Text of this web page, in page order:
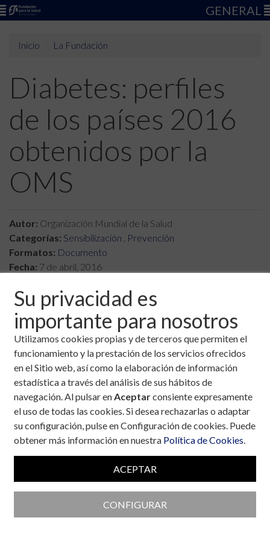
Su privacidad es
importante para nosotros
Utilizamos cookies propias y de terceros que permiten el
funcionamiento y la prestación de los servicios ofrecidos
en el Sitio web, así como la elaboración de información
estadística a través del análisis de sus hábitos de
navegación. Al pulsar enAceptarconsiente expresamente
el uso de todas las cookies. Si desea rechazarlas o adaptar
su configuración, pulse en Configuración de cookies. Puede
obtener más información en nuestra Política de Cookies.
ACEPTAR
CONFIGURAR
GENERAL
Inicio La Fundación
Diabetes: perfiles
de los países 2016
obtenidos por la
OMS
Autor: Organización Mundial de la Salud
Categorías: Sensibilización
Prevención
Formatos: Documento
Fecha: 7 de abril, 2016
Perfiles de los países sobre la
diabetes, 2016
El objetivo de estos perfiles de países elaborados por la
Organización Mundial de la Salud
es sintetizar en un
documento de referencia la situación nacional en cuanto a
prevención y control de la diabetes.
Cada perfil incluye datos sobre laprevalenciay tendencias;
mortalidad, factores de riesgo; disponibilidad de planes
nacionales de lucha contra la diabetes; vigilancia; políticas de
prevención y tratamiento; medicamentos disponibles;
técnicas y procedimientos básicos.
Descargar el Perfil de España sobre